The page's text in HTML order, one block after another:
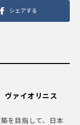
シェアする
ァイオリニス
を目指して、日本